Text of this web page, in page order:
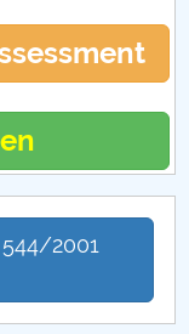
2001